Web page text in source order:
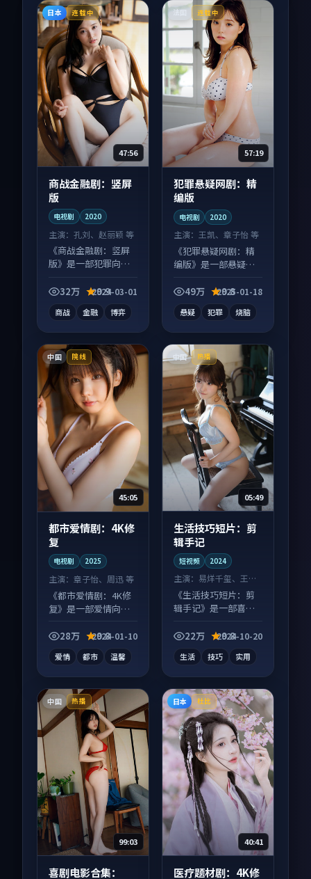
日本 连载中
47:56
商战金融剧：竖屏
版
电视剧 2020
主演： 孔刘、赵丽颖 等
《商战金融剧：竖屏
版》是一部犯罪向电
并行，细节值得二刷
32万 9.9
2024-03-01
商战 金融 博弈
法国 连载中
57:19
犯罪悬疑网剧：精
编版
电视剧 2020
主演： 王凯、章子怡 等
《犯罪悬疑网剧：精
编版》是一部悬疑向
凑信息量大，适合沉
49万 9.8
2025-01-18
悬疑 犯罪 烧脑
中国 院线
45:05
都市爱情剧：4K修
复
电视剧 2025
主演： 章子怡、周迅 等
《都市爱情剧：4K修
复》是一部爱情向电
发酵，适合周末一口
28万 9.8
2024-01-10
爱情 都市 温馨
中国 热播
05:49
生活技巧短片：剪
辑手记
短视频 2024
主演： 易烊千玺、王一
博 等
《生活技巧短片：剪
辑手记》是一部喜剧
持续发酵，适合周末
22万 9.8
2024-10-20
生活 技巧 实用
中国 热播
99:03
喜剧电影合集：
日本 杜比
40:41
医疗题材剧：4K修